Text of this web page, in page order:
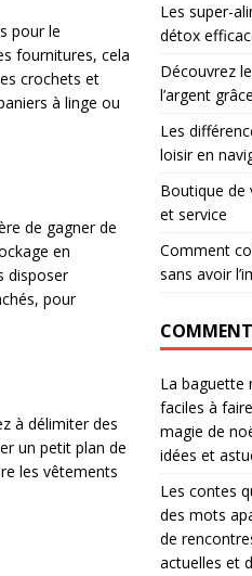
pour le
fournitures, cela
crochets et
à linge ou
de gagner de
en
disposer
pour
à délimiter des
un petit plan de
les vêtements
Les super-
détox
Découvrez
l’argent
Les
loisir en
Boutique de
et service
Comment
sans avoir
La baguette
faciles à
magie de
idées et
Les contes
des mots
de
actuelles et